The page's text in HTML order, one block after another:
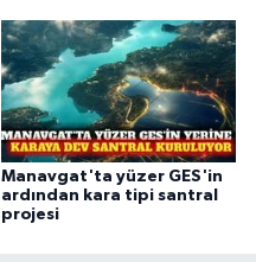
Manavgat'ta yüzer GES'in
ardından kara tipi santral
projesi